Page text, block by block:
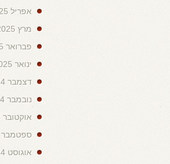
אפריל 2025
מרץ 2025
פברואר 2025
ינואר 2025
דצמבר 2024
נובמבר 2024
אוקטובר 2024
ספטמבר 2024
אוגוסט 2024